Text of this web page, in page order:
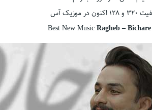
در موزیک آس
Best New MusicRagheb –